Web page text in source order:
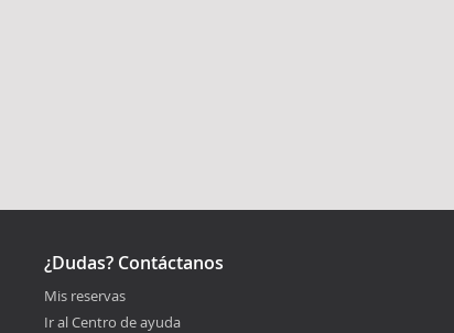
¿Dudas? Contáctanos
Mis reservas
Ir al Centro de ayuda